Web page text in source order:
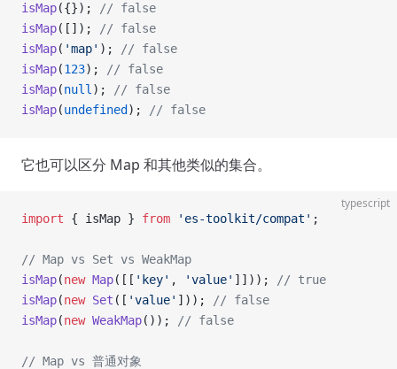
isMap({});
// false
isMap([]);
// false
isMap( 'map' );
// false
isMap(123);
// false
isMap(null );
// false
isMap(undefined ); // false
它也可以区分 Map 和其他类似的集合。
typescript
import { isMap } from 'es-toolkit/compat' ;
// Map vs Set vs WeakMap
isMap(new Map([[ 'key' , 'value' ]]));
// true
isMap(new Set ([ 'value' ]));
// false
isMap(new WeakMap()); // false
// Map vs 普通对象